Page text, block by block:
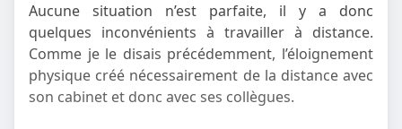
Aucune situation n’est parfaite, il y a donc
quelques inconvénients à travailler à distance.
Comme je le disais précédemment, l’éloignement
physique créé nécessairement de la distance avec
son cabinet et donc avec ses collègues.